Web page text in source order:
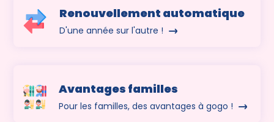
Renouvellement automatique
D'une année sur l'autre !
Avantages familles
Pour les familles, des avantages à gogo !